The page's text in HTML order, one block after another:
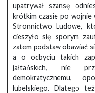
upatrywał szansę
krótkim czasie po wojnie
Stronnictwo Ludowe,
cieszyło się sporym
zatem podstaw obawiać
a o odbyciu takich
jałtańskich, nie
demokratycznemu,
lubelskiego. Dlatego